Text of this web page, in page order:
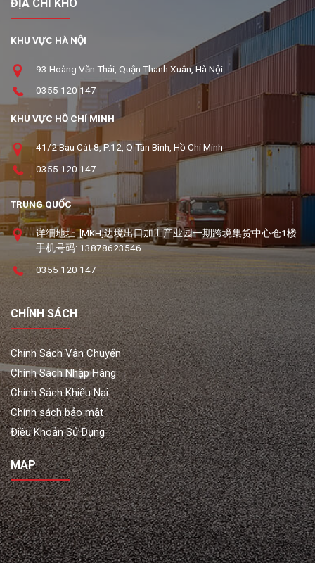
ĐỊA CHỈ KHO
KHU VỰC HÀ NỘI
93 Hoàng Văn Thái, Quận Thanh Xuân, Hà Nội
0355 120 147
KHU VỰC HỒ CHÍ MINH
41/2 Bàu Cát 8, P.12, Q.Tân Bình, Hồ Chí Minh
0355 120 147
TRUNG QUỐC
详细地址: [MKH]边境出口加工产业园一期跨境集货中心仓1楼
手机号码: 13878623546
0355 120 147
CHÍNH SÁCH
Chính Sách Vận Chuyển
Chính Sách Nhập Hàng
Chính Sách Khiếu Nại
Chính sách bảo mật
Điều Khoản Sử Dụng
MAP